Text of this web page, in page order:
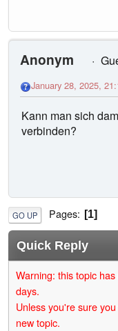
Anonym
January 28, 2025,
Kann man sich
verbinden?
GO UP Pages 1
Quick Reply
Warning: this topic
days.
Unless you're sure
new topic.